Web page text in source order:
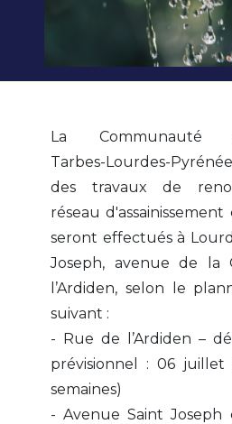
La Communauté
Tarbes-Lourdes-
des travaux de
réseau
seront effectués à
Joseph, avenue de
l’Ardiden, selon le
suivant :
- Rue de l’Ardiden –
prévisionnel : 06
semaines)
- Avenue Saint